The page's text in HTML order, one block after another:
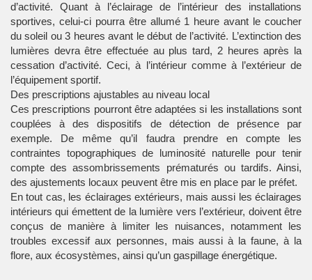
d’activité. Quant à l’éclairage de l’intérieur des installations
sportives, celui-ci pourra être allumé 1 heure avant le coucher
du soleil ou 3 heures avant le début de l’activité. L’extinction des
lumières devra être effectuée au plus tard, 2 heures après la
cessation d’activité. Ceci, à l’intérieur comme à l’extérieur de
l’équipement sportif.
Des prescriptions ajustables au niveau local
Ces prescriptions pourront être adaptées si les installations sont
couplées à des dispositifs de détection de présence par
exemple. De même qu’il faudra prendre en compte les
contraintes topographiques de luminosité naturelle pour tenir
compte des assombrissements prématurés ou tardifs. Ainsi,
des ajustements locaux peuvent être mis en place par le préfet.
En tout cas, les éclairages extérieurs, mais aussi les éclairages
intérieurs qui émettent de la lumière vers l’extérieur, doivent être
conçus de manière à limiter les nuisances, notamment les
troubles excessif aux personnes, mais aussi à la faune, à la
flore, aux écosystèmes, ainsi qu’un gaspillage énergétique.